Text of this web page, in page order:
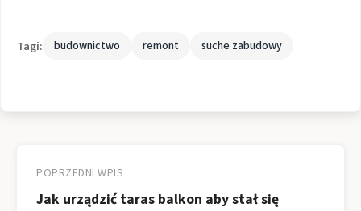
Tagi: budownictwo remont suche zabudowy
wpisu
POPRZEDNI WPIS
Jak urządzić taras balkon aby stał się